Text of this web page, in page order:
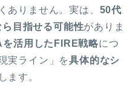
ありません。実は、 50代
目指せる可能性がありま
を活用したFIRE戦略につ
実ライン」を具体的なシ
ます。